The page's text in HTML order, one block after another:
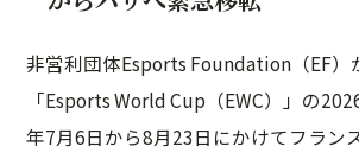
非営利団体Esports Foundation（EF）
「Esports World Cup（EWC）」の
年7月6日から8月23日にかけてフラン